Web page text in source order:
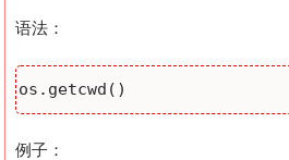
语法：
例子：